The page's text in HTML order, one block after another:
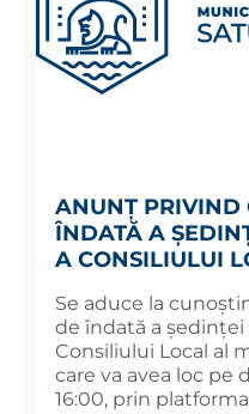
ANUNȚ PRIVIND
ÎNDATĂ A
A CONSILIULUI
Se aduce la
de îndată a ședinței
Consiliului Local al
care va avea loc pe
16:00, prin